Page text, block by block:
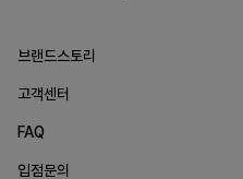
브랜드스토리
고객센터
FAQ
입점문의